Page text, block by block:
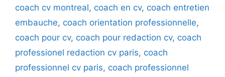
coach cv montreal, coach en cv, coach entretien
embauche, coach orientation professionnelle,
coach pour cv, coach pour redaction cv, coach
professionel redaction cv paris, coach
professionnel cv paris, coach professionnel